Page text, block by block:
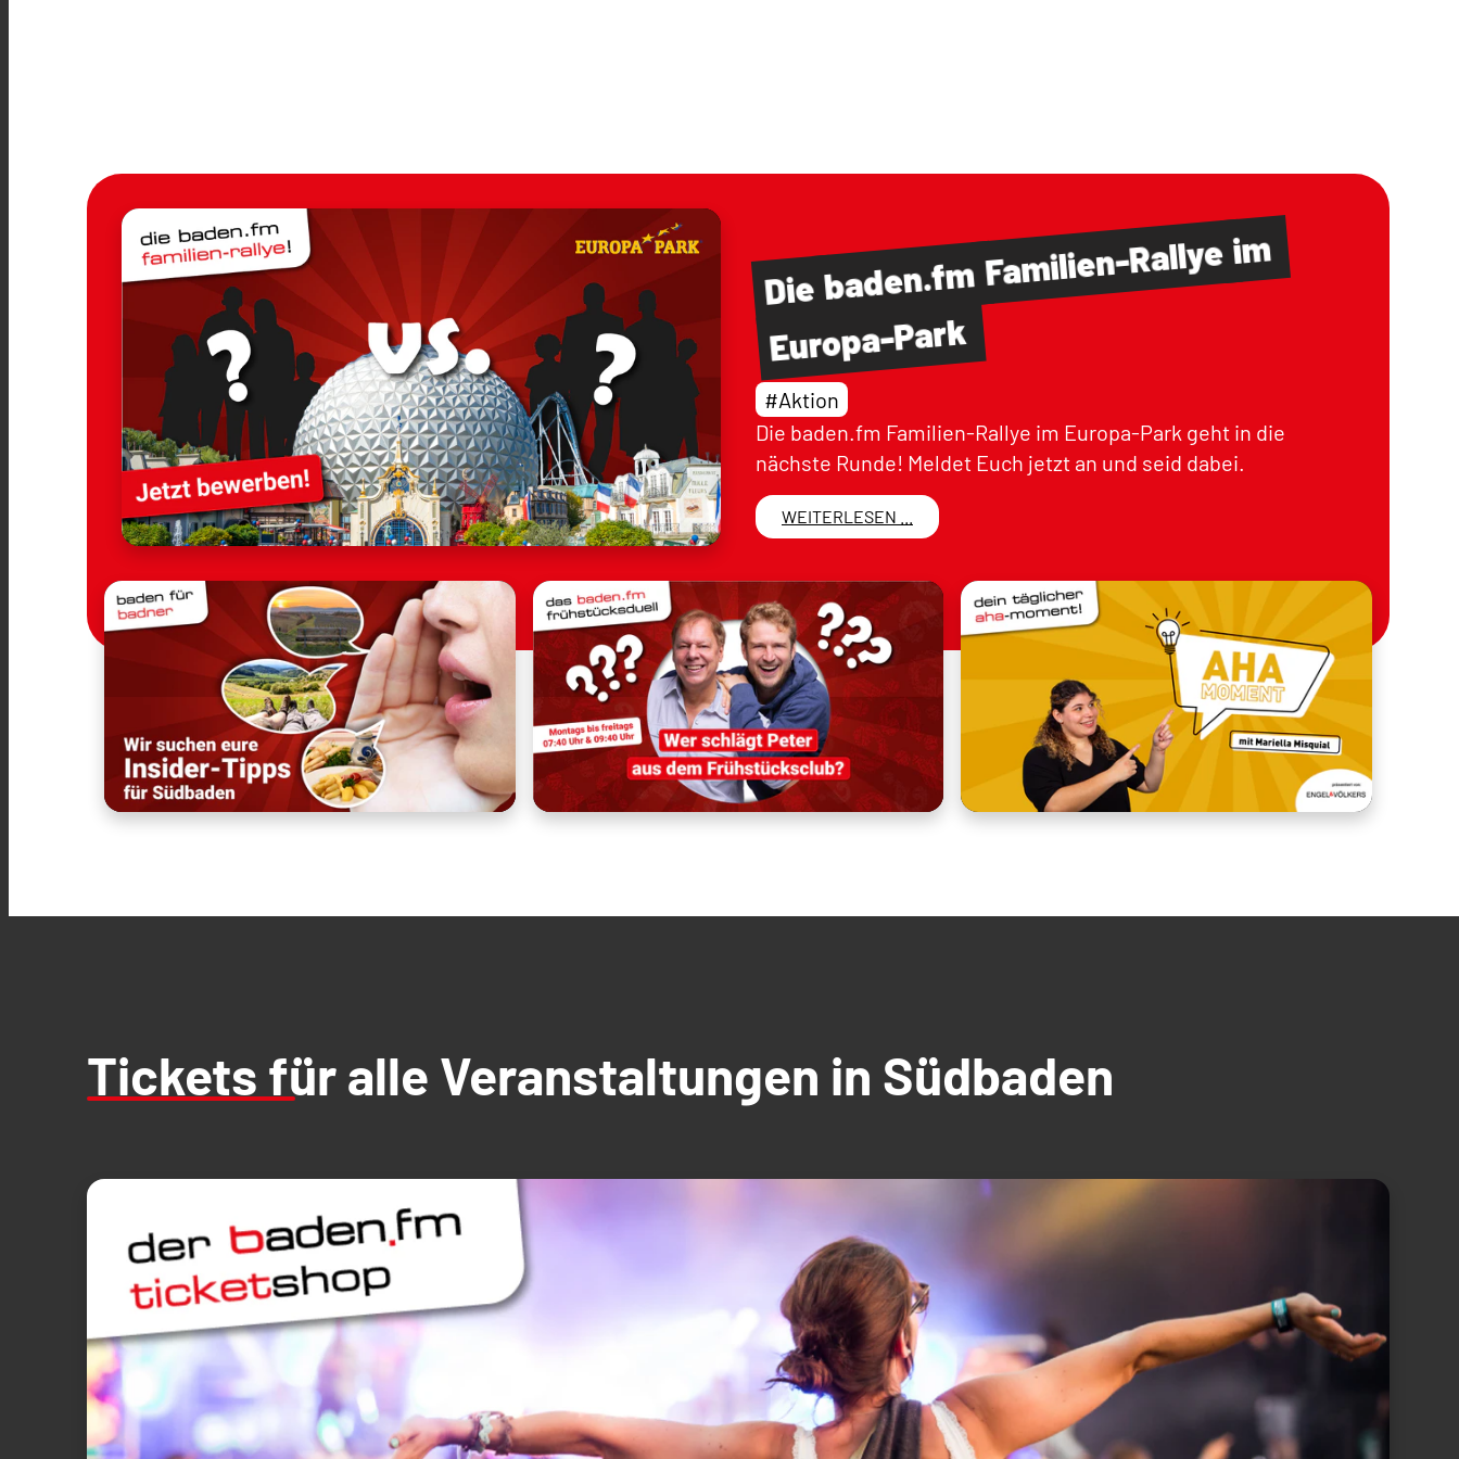
Die baden.fmFamilien-Rallyeim
Europa-Park
#Aktion
Die baden.fm Familien-Rallye im Europa-Park geht in die
nächste Runde! Meldet Euch jetzt an und seid dabei.
WEITERLESEN ...
Tickets für alle Veranstaltungen in Südbaden